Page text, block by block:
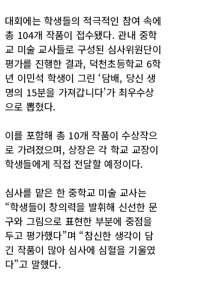
대회에는 학생들의 적극적인 참여 속에
총 104개 작품이 접수됐다. 관내 중학
교 미술 교사들로 구성된 심사위원단이
평가를 진행한 결과, 덕천초등학교 6학
년 이민석 학생이 그린 ‘담배, 당신 생
명의 15분을 가져갑니다’가 최우수상
으로 뽑혔다.
이를 포함해 총 10개 작품이 수상작으
로 가려졌으며, 상장은 각 학교 교장이
학생들에게 직접 전달할 예정이다.
심사를 맡은 한 중학교 미술 교사는
“학생들이 창의력을 발휘해 신선한 문
구와 그림으로 표현한 부분에 중점을
두고 평가했다”며 “참신한 생각이 담
긴 작품이 많아 심사에 심혈을 기울였
다”고 말했다.